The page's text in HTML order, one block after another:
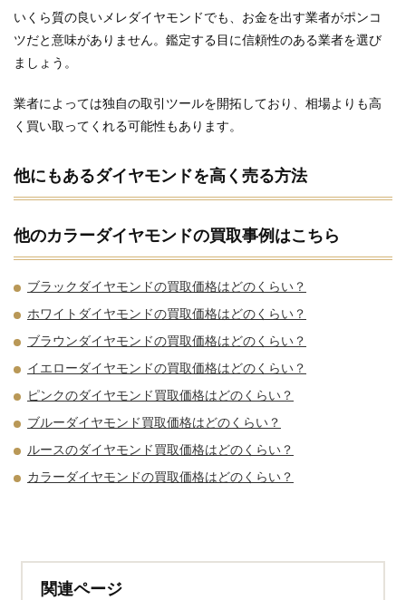
いくら質の良いメレダイヤモンドでも、お金を出す業者がポンコ
ツだと意味がありません。鑑定する目に信頼性のある業者を選び
ましょう。
業者によっては独自の取引ツールを開拓しており、相場よりも高
く買い取ってくれる可能性もあります。
他にもあるダイヤモンドを高く売る方法
他のカラーダイヤモンドの買取事例はこちら
ブラックダイヤモンドの買取価格はどのくらい？
ホワイトダイヤモンドの買取価格はどのくらい？
ブラウンダイヤモンドの買取価格はどのくらい？
イエローダイヤモンドの買取価格はどのくらい？
ピンクのダイヤモンド買取価格はどのくらい？
ブルーダイヤモンド買取価格はどのくらい？
ルースのダイヤモンド買取価格はどのくらい？
カラーダイヤモンドの買取価格はどのくらい？
関連ページ